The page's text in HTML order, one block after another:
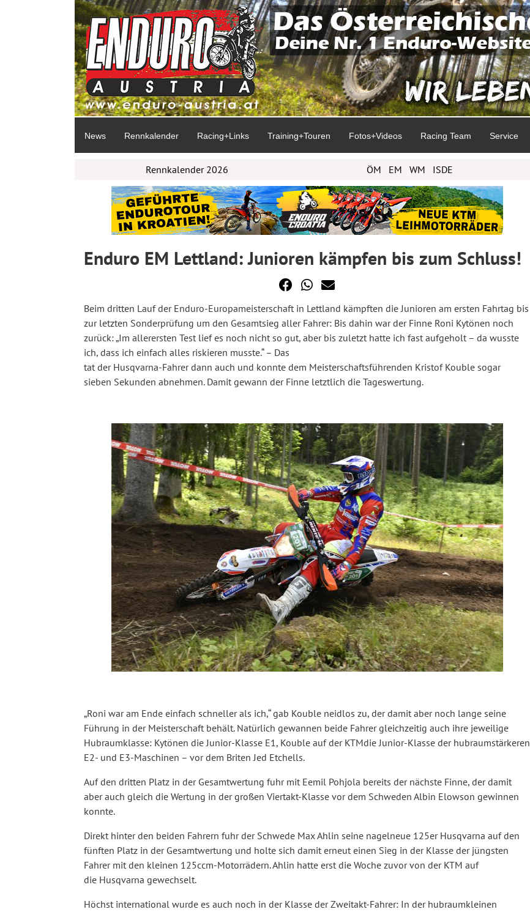
News Rennkalender Racing+Links Training+Touren Fotos+Videos Racing Team Service
Rennkalender 2026 ÖM EM WM ISDE
Enduro EM Lettland: Junioren kämpfen bis zum Schluss!
Beim dritten Lauf der Enduro-Europameisterschaft in Lettland kämpften die Junioren am ersten Fahrtag bis
zur letzten Sonderprüfung um den Gesamtsieg aller Fahrer: Bis dahin war der Finne Roni Kytönen noch
zurück: „Im allerersten Test lief es noch nicht so gut, aber bis zuletzt hatte ich fast aufgeholt – da wusste
ich, dass ich einfach alles riskieren musste.“ – Das
tat der Husqvarna-Fahrer dann auch und konnte dem Meisterschaftsführenden Kristof Kouble sogar
sieben Sekunden abnehmen. Damit gewann der Finne letztlich die Tageswertung.
„Roni war am Ende einfach schneller als ich,“ gab Kouble neidlos zu, der damit aber noch lange seine
Führung in der Meisterschaft behält. Natürlich gewannen beide Fahrer gleichzeitig auch ihre jeweilige
Hubraumklasse: Kytönen die Junior-Klasse E1, Kouble auf der KTMdie Junior-Klasse der hubraumstärkeren
E2- und E3-Maschinen – vor dem Briten Jed Etchells.
Auf den dritten Platz in der Gesamtwertung fuhr mit Eemil Pohjola bereits der nächste Finne, der damit
aber auch gleich die Wertung in der großen Viertakt-Klasse vor dem Schweden Albin Elowson gewinnen
konnte.
Direkt hinter den beiden Fahrern fuhr der Schwede Max Ahlin seine nagelneue 125er Husqvarna auf den
fünften Platz in der Gesamtwertung und holte sich damit erneut einen Sieg in der Klasse der jüngsten
Fahrer mit den kleinen 125ccm-Motorrädern. Ahlin hatte erst die Woche zuvor von der KTM auf
die Husqvarna gewechselt.
Höchst international wurde es auch noch in der Klasse der Zweitakt-Fahrer: In der hubraumkleinen